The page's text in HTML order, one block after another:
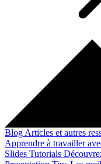
Blog Articles et autres
Apprendre à travailler
Slides Tutorials